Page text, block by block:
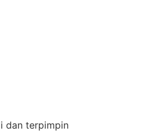
dan terpimpin